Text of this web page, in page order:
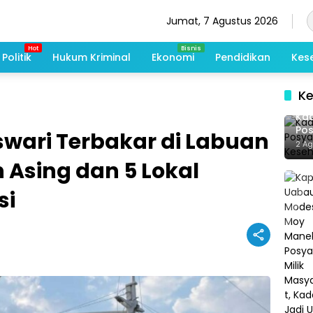
Jumat, 7 Agustus 2026
Politik Hukum Kriminal Ekonomi Pendidikan
Terbakar di Labuan
Asing dan 5 Lokal
2